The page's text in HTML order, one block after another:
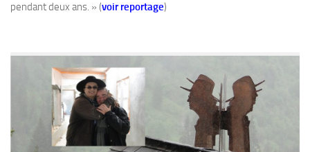
pendant deux ans. » (voir reportage)